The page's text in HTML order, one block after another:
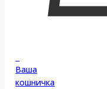
Ваша
кошничка